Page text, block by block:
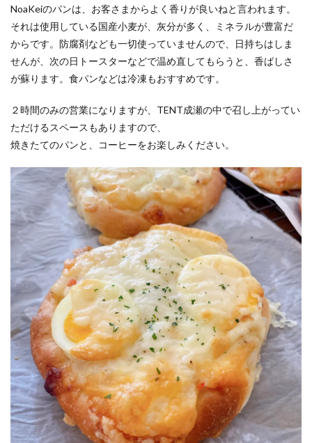
NoaKeiのパンは、お客さまからよく香りが良いねと言われます。
それは使用している国産小麦が、灰分が多く、ミネラルが豊富だ
からです。防腐剤なども一切使っていませんので、日持ちはしま
せんが、次の日トースターなどで温め直してもらうと、香ばしさ
が蘇ります。食パンなどは冷凍もおすすめです。
２時間のみの営業になりますが、TENT成瀬の中で召し上がってい
ただけるスペースもありますので、
焼きたてのパンと、コーヒーをお楽しみください。